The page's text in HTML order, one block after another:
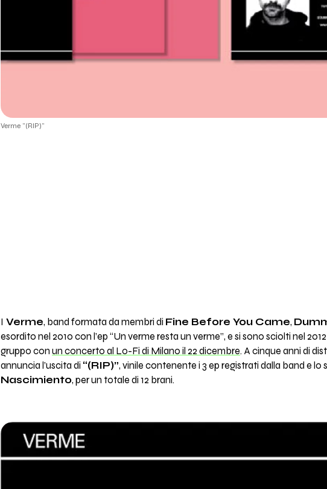
Verme "(RIP)"
I Verme, band formata da membri di Fine Before You Came,
esordito nel 2010 con l’ep “Un verme resta un verme”, e si sono sciolti nel
gruppo con un concerto al Lo-Fi di Milano il 22 dicembre. A cinque anni di
annuncia l’uscita di “(RIP)”, vinile contenente i 3 ep registrati dalla band e lo
Nascimiento, per un totale di 12 brani.